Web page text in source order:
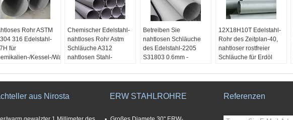
Rohr ASTM
316 Edelstahl-
für
Kessel-/Wasser-
Chemischer Edelstahl-
nahtloses Rohr Astm
Schläuche A312
nahtlosen Stahl-
Produktname:
Anwendung:
Betreiben Sie
nahtlosen Schläuche
des Edelstahl-2205
S31803 0.6mm -
60mm
Edelstahlrohre
12X18H10T Edelstahl-
Rohr des Zeitplan-40,
nahtloser rostfreier
Schläuche für Erdöl
Edelstahlrohre
aus Nirosta ERW STAHLROHRE Referenzen